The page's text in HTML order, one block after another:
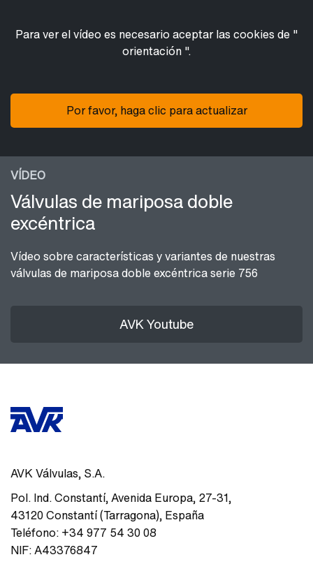
Para ver el vídeo es necesario aceptar las cookies de "
orientación ".
Por favor, haga clic para actualizar
VÍDEO
Válvulas de mariposa doble
excéntrica
Vídeo sobre características y variantes de nuestras
válvulas de mariposa doble excéntrica serie 756
AVK Youtube
AVK Válvulas, S.A.
Pol. Ind. Constantí, Avenida Europa, 27-31,
43120Constantí (Tarragona), España
Teléfono: +34 977 54 30 08
NIF:A43376847